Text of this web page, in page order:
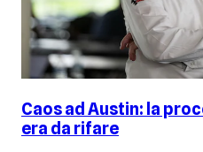
Caos ad Austin: la
era da rifare